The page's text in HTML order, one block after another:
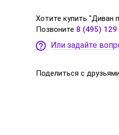
Хотите купить "Диван
Позвоните 8 (495) 129
Или задайте
Поделиться с